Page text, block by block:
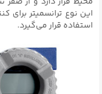
این نوع ترانسمیتر برای
استفاده قرار می‌گیرد.